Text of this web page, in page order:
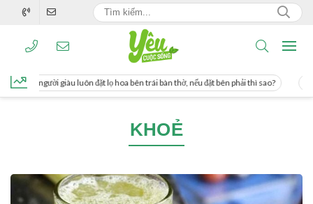
người giàu luôn đặt lọ hoa bên trái bàn thờ, nếu đặt bên phải thì sao?
KHOẺ